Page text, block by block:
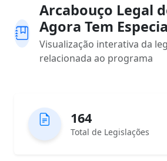
Arcabouço Legal
Agora Tem
Visualização interativa da
relacionada ao programa
164
Total de Legislações